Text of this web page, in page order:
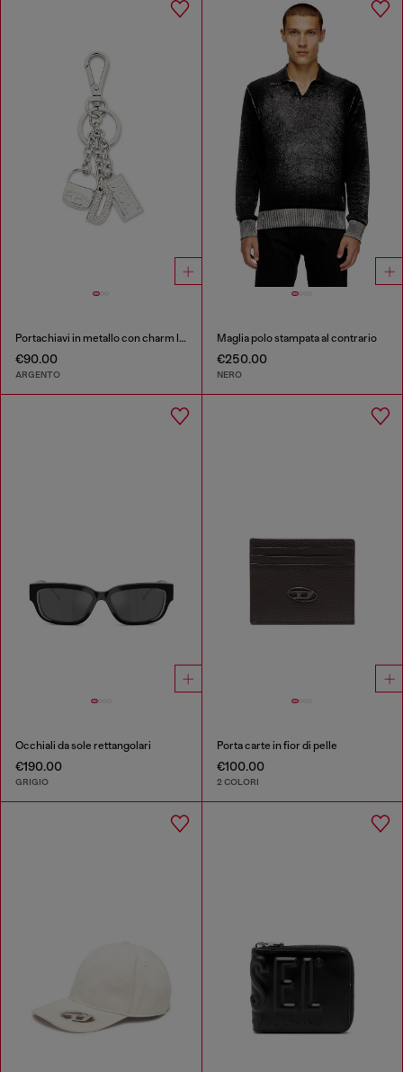
Portachiavi in metallo con charm logo
€90.00
ARGENTO
Maglia polo stampata al contrario
€250.00
NERO
Occhiali da sole rettangolari
€190.00
GRIGIO
Porta carte in fior di pelle
€100.00
2 COLORI